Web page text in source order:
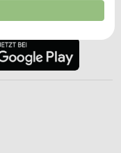
weitergegeben und in die